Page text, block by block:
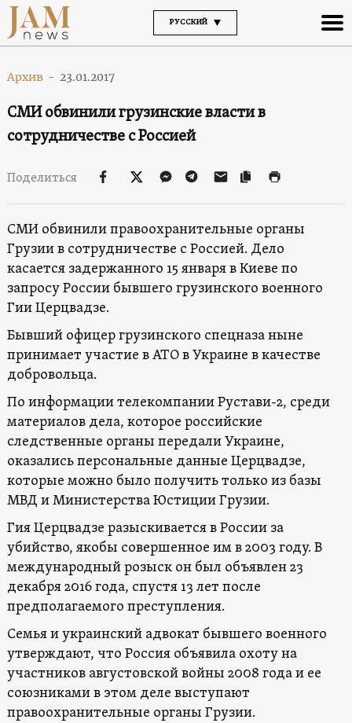
РУССКИЙ
Архив - 23.01.2017
СМИ обвинили грузинские власти в
сотрудничестве с Россией
Поделиться
СМИ обвинили правоохранительные органы
Грузии в сотрудничестве с Россией. Дело
касается задержанного 15 января в Киеве по
запросу России бывшего грузинского военного
Гии Церцвадзе.
Бывший офицер грузинского спецназа ныне
принимает участие в АТО в Украине в качестве
добровольца.
По информации телекомпании Рустави-2, среди
материалов дела, которое российские
следственные органы передали Украине,
оказались персональные данные Церцвадзе,
которые можно было получить только из базы
МВД и Министерства Юстиции Грузии.
Гия Церцвадзе разыскивается в России за
убийство, якобы совершенное им в 2003 году. В
международный розыск он был объявлен 23
декабря 2016 года, спустя 13 лет после
предполагаемого преступления.
Семья и украинский адвокат бывшего военного
утверждают, что Россия объявила охоту на
участников августовской войны 2008 года и ее
союзниками в этом деле выступают
правоохранительные органы Грузии.